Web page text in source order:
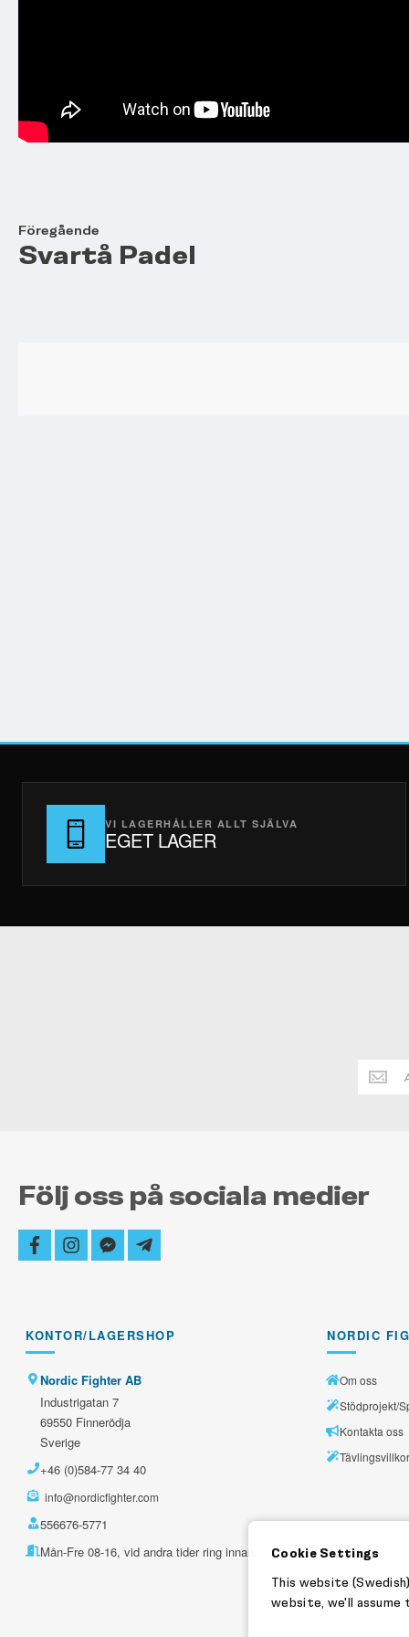
Föregående
Svartå Padel
VI LAGERHÅLLER ALLT SJÄLVA
EGET LAGER
Håll
dig
Följ oss på sociala medier
facebookinstagram
facebook-
messenger
telegram-
plane
KONTOR/LAGERSHOP
Nordic Fighter AB
Industrigatan 7
69550 Finnerödja
Sverige
+46 (0)584-77 34 40
info@nordicfighter.com
556676-5771
Mån-Fre 08-16, vid andra tider ring innan.
NORDIC
Om oss
Stödprojekt/
Kontakta oss
Tävlingsvillkor
Cookie Settings
This website
website, we'll assume